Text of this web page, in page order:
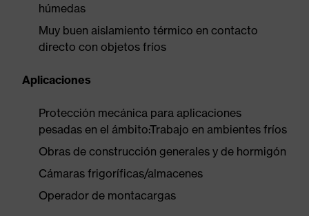
húmedas
Muy buen aislamiento térmico en contacto
directo con objetos fríos
Aplicaciones
Protección mecánica para aplicaciones
pesadas en el ámbito:Trabajo en ambientes fríos
Obras de construcción generales y de hormigón
Cámaras frigoríficas/almacenes
Operador de montacargas